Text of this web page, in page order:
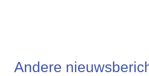
Andere